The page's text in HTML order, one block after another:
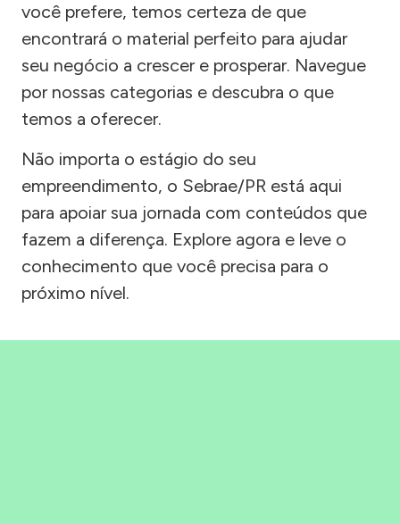
você prefere, temos certeza de que
encontrará o material perfeito para ajudar
seu negócio a crescer e prosperar. Navegue
por nossas categorias e descubra o que
temos a oferecer.
Não importa o estágio do seu
empreendimento, o Sebrae/PR está aqui
para apoiar sua jornada com conteúdos que
fazem a diferença. Explore agora e leve o
conhecimento que você precisa para o
próximo nível.